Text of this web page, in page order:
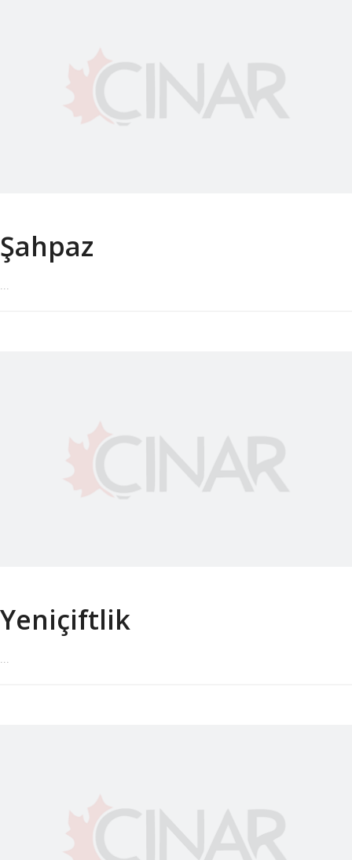
Şahpaz
...
Yeniçiftlik